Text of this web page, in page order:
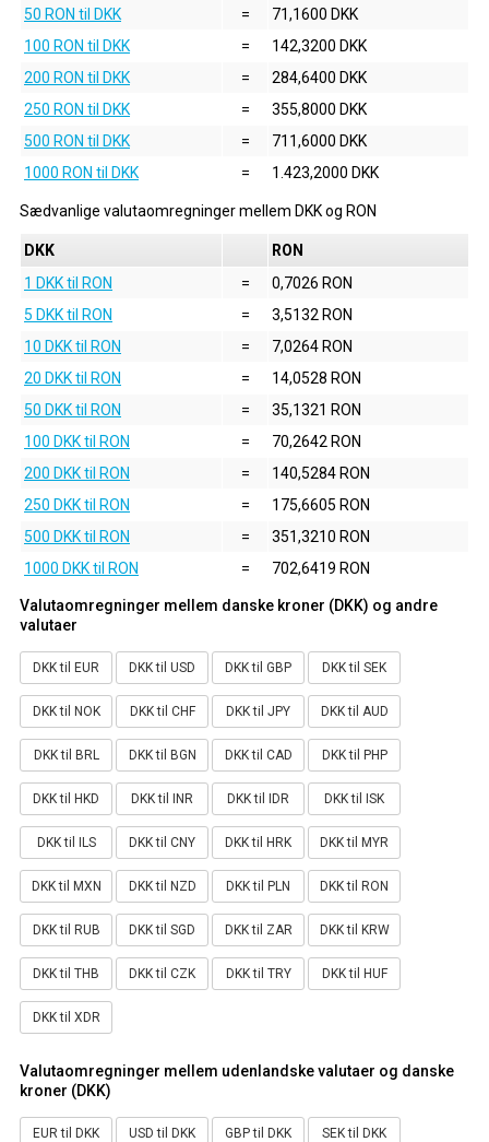
50 RON til DKK
=
71,1600 DKK
100 RON til DKK
=
142,3200 DKK
200 RON til DKK
=
284,6400 DKK
250 RON til DKK
=
355,8000 DKK
500 RON til DKK
=
711,6000 DKK
1000 RON til DKK
= 1.423,2000 DKK
Sædvanlige valutaomregninger mellem DKKog RON
DKK
RON
1 DKK til RON
=
0,7026 RON
5 DKK til RON
=
3,5132 RON
10 DKK til RON
=
7,0264 RON
20 DKK til RON
=
14,0528 RON
50 DKK til RON
=
35,1321 RON
100 DKK til RON
=
70,2642 RON
200 DKK til RON
=
140,5284 RON
250 DKK til RON
=
175,6605 RON
500 DKK til RON
=
351,3210 RON
1000 DKK til RON
= 702,6419 RON
Valutaomregninger mellem danske kroner (DKK) og andre
valutaer
DKK til EUR DKK til USD DKK til GBP DKK til SEK
DKK til NOK DKK til CHF DKK til JPY DKK til AUD
DKK til BRL DKK til BGN DKK til CAD DKK til PHP
DKK til HKD DKK til INR DKK til IDR DKK til ISK
DKK til ILS DKK til CNY DKK til HRK DKK til MYR
DKK til MXN DKK til NZD DKK til PLN DKK til RON
DKK til RUB DKK til SGD DKK til ZAR DKK til KRW
DKK til THB DKK til CZK DKK til TRY DKK til HUF
DKK til XDR
Valutaomregninger mellem udenlandske valutaer og danske
kroner (DKK)
EUR til DKK USD til DKK GBP til DKK SEK til DKK